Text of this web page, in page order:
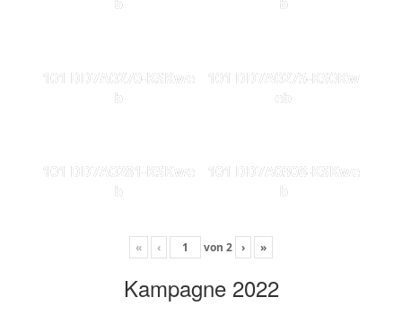
101 DD7A0270-KSKwe
b
101 DD7A0275-KS0Kw
eb
101 DD7A0281-KSKwe
b
101 DD7A0308-KSKwe
b
« ‹ von 2 › »
Kampagne 2022